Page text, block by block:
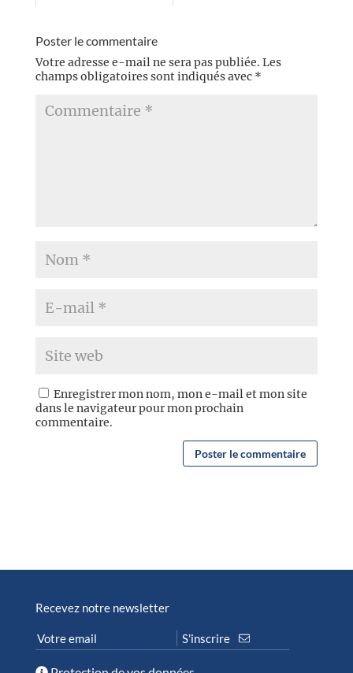
Poster le commentaire
Votre adresse e-mail ne sera pas publiée. Les
champs obligatoires sont indiqués avec *
Enregistrer mon nom, mon e-mail et mon site
dans le navigateur pour mon prochain
commentaire.
Recevez notre newsletter